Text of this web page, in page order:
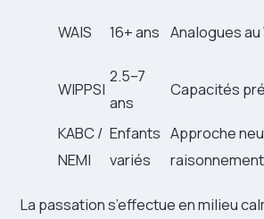
WAIS 16+ ans Analogues
WIPPSI
2.5–7
ans
Capacités
KABC /
NEMI
Enfants
variés
Approche
raisonnement
La passation s’effectue en milieu